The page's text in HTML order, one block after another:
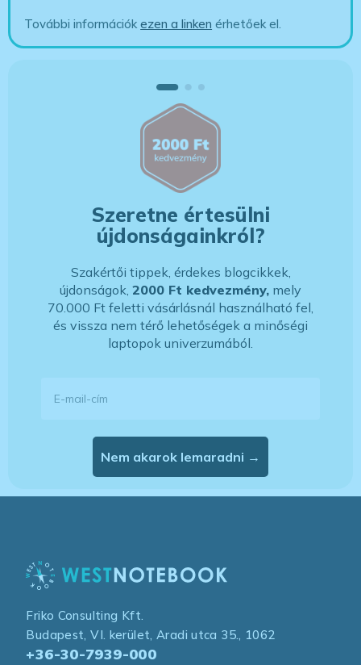
További információkezen a linken érhetőek el.
Szeretne értesülni
újdonságainkról?
Szakértői tippek, érdekes blogcikkek,
újdonságok, 2000 Ft kedvezmény, mely
70.000 Ft feletti vásárlásnál használható fel,
és vissza nem térő lehetőségek a minőségi
laptopok univerzumából.
Nem akarok lemaradni →
Friko Consulting Kft.
Budapest, VI. kerület, Aradi utca 35., 1062
+36-30-7939-000